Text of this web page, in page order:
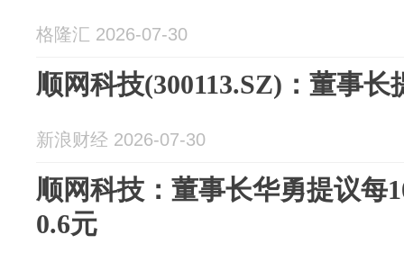
格隆汇 2026-07-30
顺网科技(300113.SZ)：董事长
新浪财经 2026-07-30
顺网科技：董事长华勇提议每
0.6元